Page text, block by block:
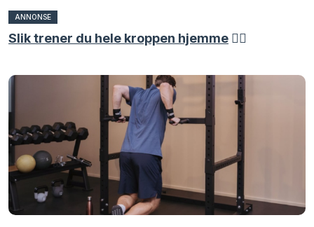
ANNONSE
Slik trener du hele kroppen hjemme 🏋️‍♀️